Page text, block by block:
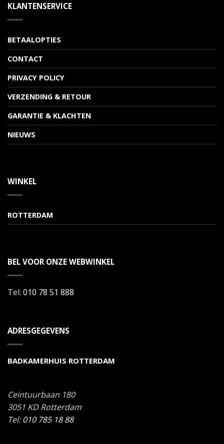
KLANTENSERVICE
BETAALOPTIES
CONTACT
PRIVACY POLICY
VERZENDING & RETOUR
GARANTIE & KLACHTEN
NIEUWS
WINKEL
ROTTERDAM
BEL VOOR ONZE WEBWINKEL
Tel: 010 78 51 888
ADRESGEGEVENS
BADKAMERHUIS ROTTERDAM
Ceintuurbaan 180
3051 KD Rotterdam
Tel:010 785 18 88